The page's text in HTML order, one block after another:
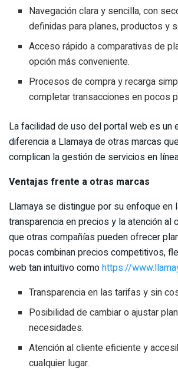
Navegación clara y sencilla, con
definidas para planes, productos y
Acceso rápido a comparativas de
opción más conveniente.
Procesos de compra y recarga
completar transacciones en pocos
La facilidad de uso del portal web es un
diferencia a Llamaya de otras marcas
complican la gestión de servicios en
Ventajas frente a otras marcas
Llamaya se distingue por su enfoque en
transparencia en precios y la atención al
que otras compañías pueden ofrecer
pocas combinan precios competitivos,
web tan intuitivo comohttps://
Transparencia en las tarifas y sin
Posibilidad de cambiar o ajustar
necesidades.
Atención al cliente eficiente y
cualquier lugar.